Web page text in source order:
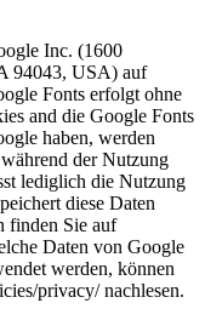
Inc. (1600
94043, USA) auf
Fonts erfolgt ohne
and die Google Fonts
haben, werden
der Nutzung
lediglich die Nutzung
diese Daten
finden Sie auf
Daten von Google
werden, können
privacy/ nachlesen.